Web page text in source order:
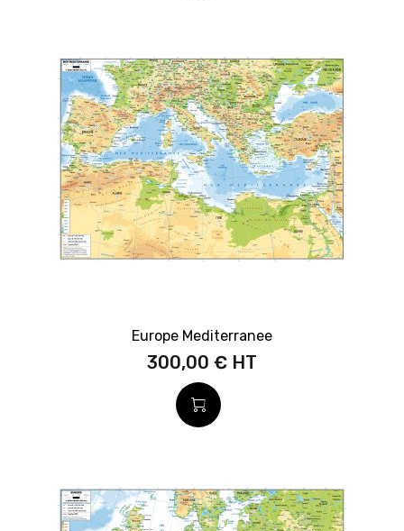
Europe Mediterranee
300,00 €